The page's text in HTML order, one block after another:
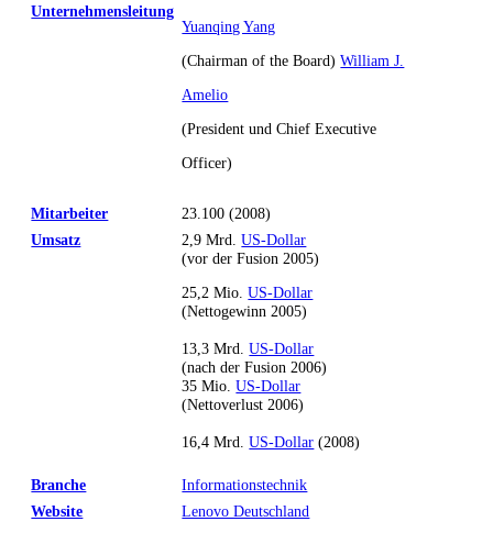
Unternehmensleitung
Yuanqing Yang
(Chairman of the Board)William J.
Amelio
(President und Chief Executive
Officer)
Mitarbeiter
23.100 (2008)
Umsatz
2,9 Mrd.US-Dollar
(vor der Fusion 2005)
25,2 Mio.US-Dollar
(Nettogewinn 2005)
13,3 Mrd.US-Dollar
(nach der Fusion 2006)
35 Mio.US-Dollar
(Nettoverlust 2006)
16,4 Mrd.US-Dollar (2008)
Branche
Informationstechnik
Website
Lenovo Deutschland